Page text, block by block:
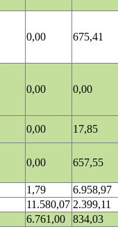
0,00 675,41
0,00 0,00
0,00
17,85
0,00 657,55
1,79
6.958,97
11.580,07 2.399,11
6.761,00
834,03